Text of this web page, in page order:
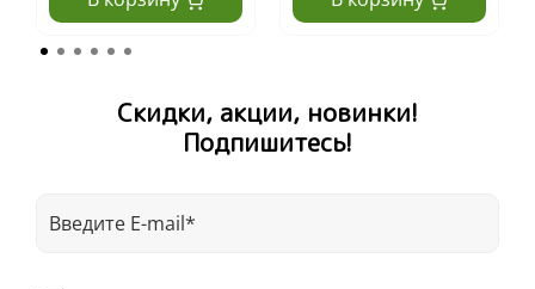
Скидки, акции, новинки!
Подпишитесь!